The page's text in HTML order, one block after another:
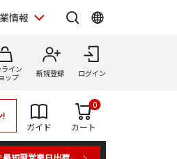
情報
イン
ップ
新規登録 ログイン
!
ガイド
カート
0